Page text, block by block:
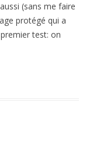
(sans me faire
protégé qui a
test: on